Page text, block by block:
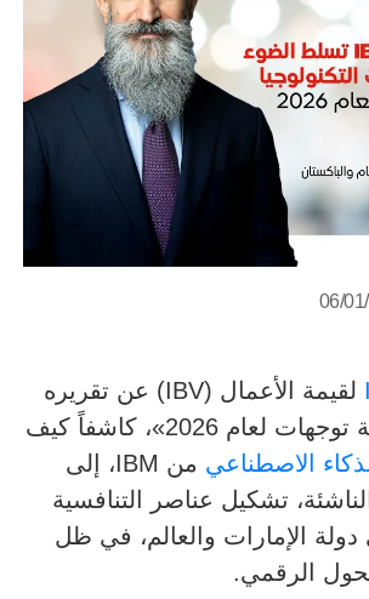
06/
لقيمة الأعمال (IBV) عن تقريره
المعنون «خمسة توجهات لعام 2026»، كاشفاً كيف
الاصطناعي
من IBM، إلى
تشكيل عناصر التنافسية
الإمارات والعالم، في ظل
الرقمي.